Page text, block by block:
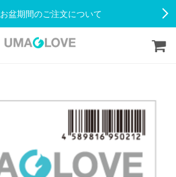
お盆期間のご注文について